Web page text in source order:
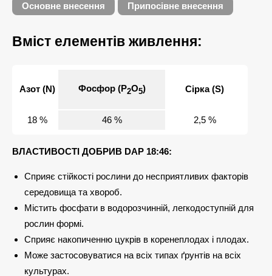
Основне внесення Припосівне внесення
Вміст елементів живлення:
Азот (N) Фосфор (P2О5) Сірка (S)
18 % 46 % 2,5 %
ВЛАСТИВОСТІ ДОБРИВ DAP 18:46:
Сприяє стійкості рослини до несприятливих факторів
середовища та хвороб.
Містить фосфати в водорозчинній, легкодоступній для
рослин формі.
Сприяє накопиченню цукрів в коренеплодах і плодах.
Може застосовуватися на всіх типах ґрунтів на всіх
культурах.